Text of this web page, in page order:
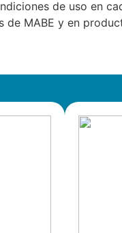
de uso en
MABE y en